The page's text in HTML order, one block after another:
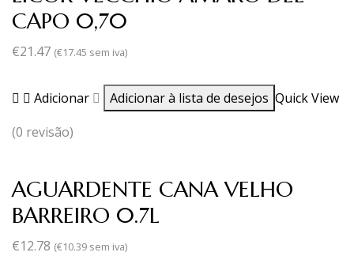
CAPO 0,70
€21.47 (€17.45 sem iva)
Adicionar Adicionar à lista de desejos Quick View
(0 revisão)
AGUARDENTE CANA VELHO
BARREIRO 0.7L
€12.78 (€10.39 sem iva)